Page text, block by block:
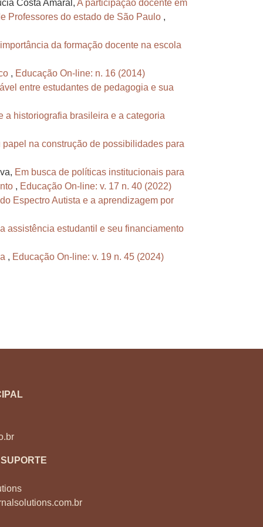
Costa Amaral, A participação docente em
Professores do estado de São Paulo ,
da formação docente na escola
, Educação On-line: n. 16 (2014)
entre estudantes de pedagogia e sua
a historiografia brasileira e a categoria
na construção de possibilidades para
Em busca de políticas institucionais para
, Educação On-line: v. 17 n. 40 (2022)
Espectro Autista e a aprendizagem por
assistência estudantil e seu financiamento
, Educação On-line: v. 19 n. 45 (2024)